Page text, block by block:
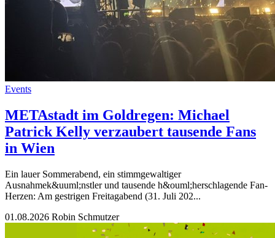
Events
METAstadt im Goldregen: Michael
Patrick Kelly verzaubert tausende Fans
in Wien
Ein lauer Sommerabend, ein stimmgewaltiger
Ausnahmek&uuml;nstler und tausende h&ouml;herschlagende Fan-
Herzen: Am gestrigen Freitagabend (31. Juli 202...
01.08.2026 Robin Schmutzer